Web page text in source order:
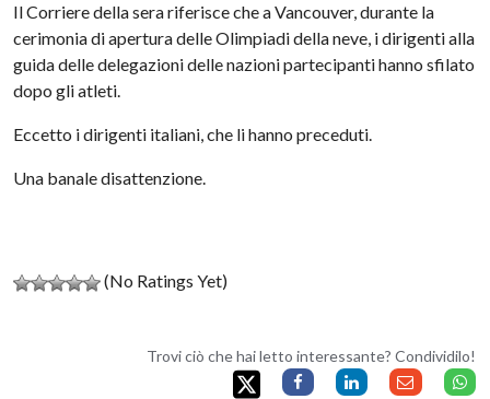
Il Corriere della sera riferisce che a Vancouver, durante la
cerimonia di apertura delle Olimpiadi della neve, i dirigenti alla
guida delle delegazioni delle nazioni partecipanti hanno sfilato
dopo gli atleti.
Eccetto i dirigenti italiani, che li hanno preceduti.
Una banale disattenzione.
(No Ratings Yet)
Trovi ciò che hai letto interessante? Condividilo!